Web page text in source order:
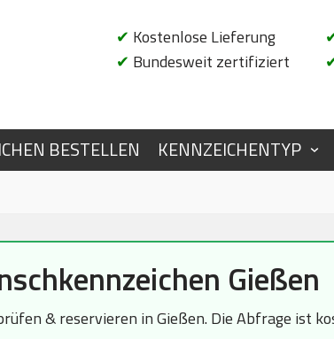
✔ Kostenlose Lieferung
✔ Bundesweit zertifiziert
BESTELLEN KENNZEICHENTYP
Gießen
& reservieren in Gießen. Die Abfrage ist